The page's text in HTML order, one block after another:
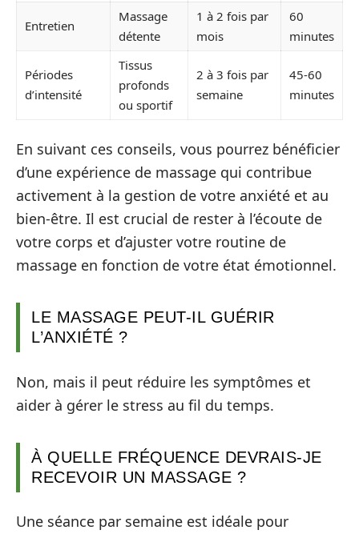
Entretien
Massage
détente
1 à 2 fois par
mois
60
minutes
Périodes
d’intensité
Tissus
profonds
ou sportif
2 à 3 fois par
semaine
45-60
minutes
En suivant ces conseils, vous pourrez bénéficier
d’une expérience de massage qui contribue
activement à la gestion de votre anxiété et au
bien-être. Il est crucial de rester à l’écoute de
votre corps et d’ajuster votre routine de
massage en fonction de votre état émotionnel.
LE MASSAGE PEUT-IL GUÉRIR
L’ANXIÉTÉ ?
Non, mais il peut réduire les symptômes et
aider à gérer le stress au fil du temps.
À QUELLE FRÉQUENCE DEVRAIS-JE
RECEVOIR UN MASSAGE ?
Une séance par semaine est idéale pour